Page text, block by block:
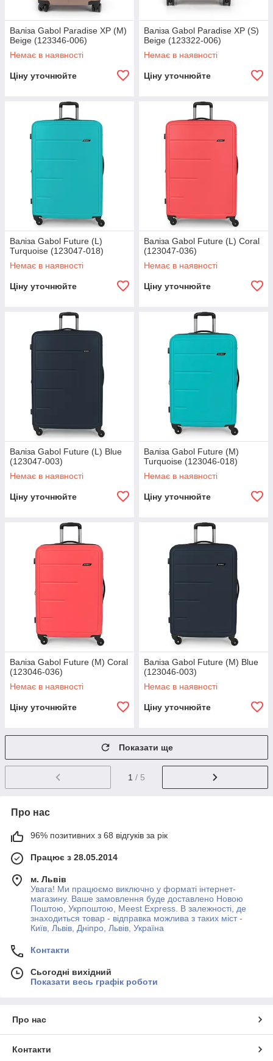
Валіза Gabol Paradise XP (M)
Beige (123346-006)
Немає в наявності
Ціну уточнюйте
Валіза Gabol Paradise XP (S)
Beige (123322-006)
Немає в наявності
Ціну уточнюйте
Валіза Gabol Future (L)
Turquoise (123047-018)
Немає в наявності
Ціну уточнюйте
Валіза Gabol Future (L) Coral
(123047-036)
Немає в наявності
Ціну уточнюйте
Валіза Gabol Future (L) Blue
(123047-003)
Немає в наявності
Ціну уточнюйте
Валіза Gabol Future (M)
Turquoise (123046-018)
Немає в наявності
Ціну уточнюйте
Валіза Gabol Future (M) Coral
(123046-036)
Немає в наявності
Ціну уточнюйте
Валіза Gabol Future (M) Blue
(123046-003)
Немає в наявності
Ціну уточнюйте
Показати ще
1 / 5
Про нас
96% позитивних з 68 відгуків за рік
Працює з 28.05.2014
м. Львів
Увага! Ми працюємо виключно у форматі інтернет-
магазину. Ваше замовлення буде доставлено Новою
Поштою, Укрпоштою, Meest Express. В залежності, де
знаходиться товар - відправка можлива з таких міст -
Київ, Львів, Дніпро, Львів, Україна
Контакти
Сьогодні вихідний
Показати весь графік роботи
Про нас
Контакти